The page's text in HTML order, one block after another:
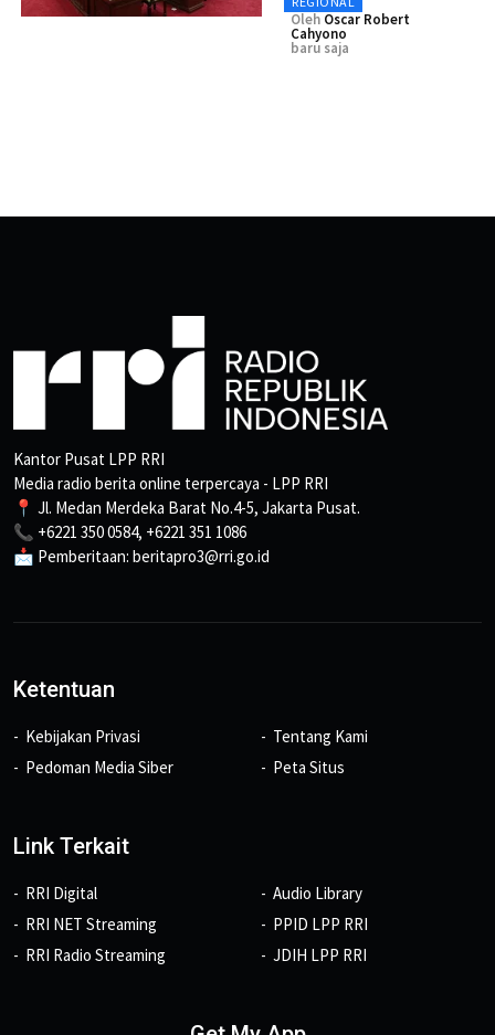
Oleh Oscar Robert
Cahyono
baru saja
Kantor Pusat LPP RRI
Media radio berita online terpercaya - LPP RRI
📍 Jl. Medan Merdeka Barat No.4-5, Jakarta Pusat.
📞 +6221 350 0584, +6221 351 1086
📩 Pemberitaan: beritapro3@rri.go.id
Ketentuan
Kebijakan Privasi
Pedoman Media Siber
Tentang Kami
Peta Situs
Link Terkait
RRI Digital
RRI NET Streaming
RRI Radio Streaming
Audio Library
PPID LPP RRI
JDIH LPP RRI